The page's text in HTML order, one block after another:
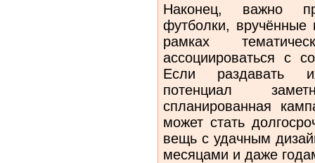
Наконец, важно
футболки,
рамках
ассоциироваться с
Если раздавать
потенциал
спланированная
может стать
вещь с удачным
месяцами и даже